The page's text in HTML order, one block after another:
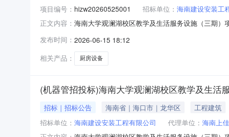
项目编号： hizw20260525001 招标单位： 海南建设安装工
正文内容： 海南大学观澜湖校区教学及生活服务设施（三期
hizw20260525001），于2026年06月15日09时间
阶段，经评标委员会评
发布时间： 2026-06-15 18:12
相关产品：
厨房设备
(机器管招投标)海南大学观澜湖校区教学及生
招标｜招标公告 海南省｜海口市｜龙华区 工程建筑
招标单位： 海南建设安装工程有限公司 代理单位： 海南上